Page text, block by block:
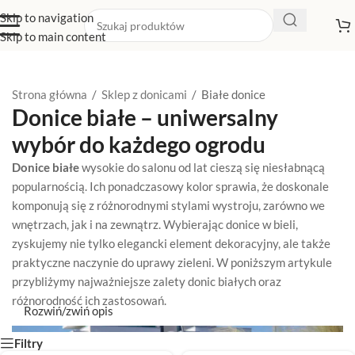
Skip to navigation
Skip to main content
Strona główna / Sklep z donicami / Białe donice
Donice białe – uniwersalny
wybór do każdego ogrodu
Donice białewysokie do salonu od lat cieszą się niesłabnącą
popularnością. Ich ponadczasowy kolor sprawia, że doskonale
komponują się z różnorodnymi stylami wystroju, zarówno we
wnętrzach, jak i na zewnątrz. Wybierając donice w bieli,
zyskujemy nie tylko elegancki element dekoracyjny, ale także
praktyczne naczynie do uprawy zieleni. W poniższym artykule
przybliżymy najważniejsze zalety donic białych oraz
różnorodność ich zastosowań.
Rozwiń/zwiń opis
Filtry